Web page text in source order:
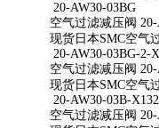
20-AW30-03BG
空气过滤减压阀 20-
现货日本SMC空气
20-AW30-03BG-2-
空气过滤减压阀
现货日本SMC空气
20-AW30-03B-X132
空气过滤减压阀